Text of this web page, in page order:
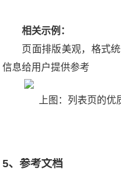
相关示例：
页面排版美观，格式
信息给用户提供参考
上图：列表页的优
5、参考文档